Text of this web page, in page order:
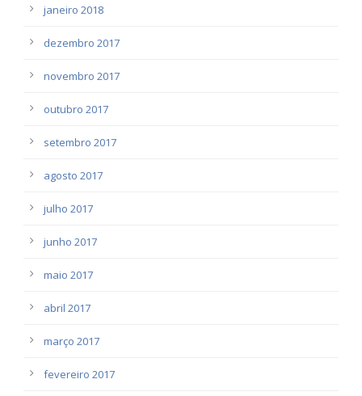
janeiro 2018
dezembro 2017
novembro 2017
outubro 2017
setembro 2017
agosto 2017
julho 2017
junho 2017
maio 2017
abril 2017
março 2017
fevereiro 2017